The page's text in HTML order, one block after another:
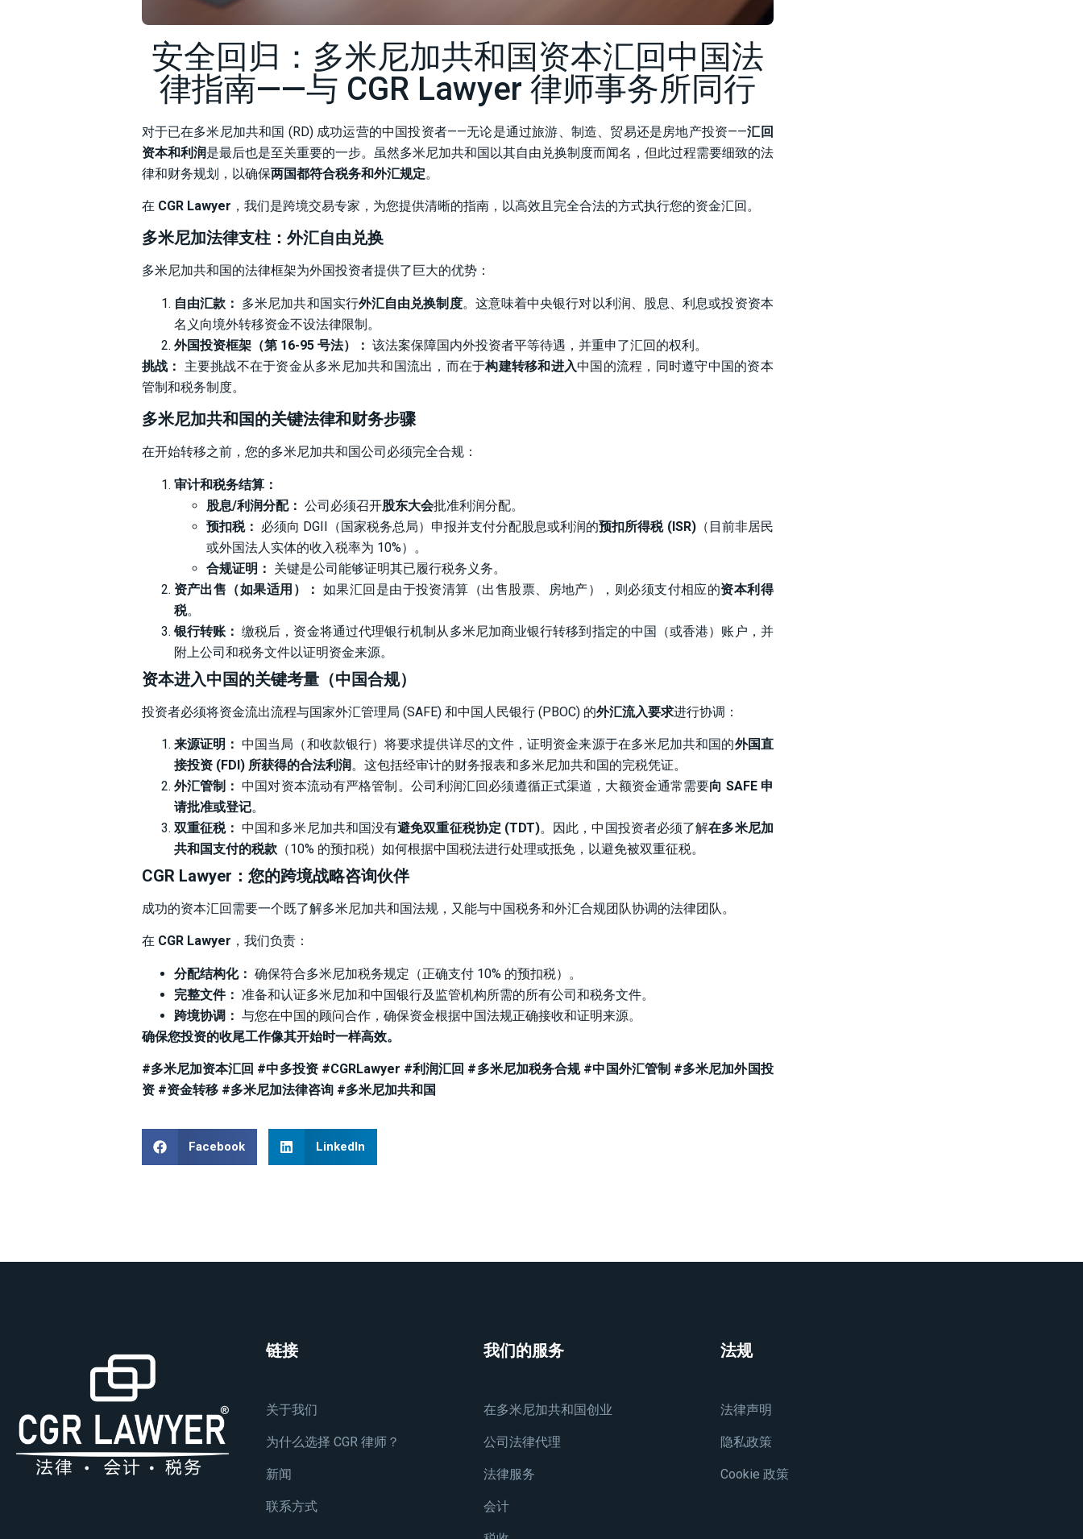
安全回归：多米尼加共和国资本汇回中国法
律指南——与 CGR Lawyer 律师事务所同行
对于已在多米尼加共和国 (RD) 成功运营的中国投资者——无论是通过旅游、制造、贸易还是房地产投资——汇回
资本和利润是最后也是至关重要的一步。虽然多米尼加共和国以其自由兑换制度而闻名，但此过程需要细致的法
律和财务规划，以确保两国都符合税务和外汇规定。
在 CGR Lawyer ，我们是跨境交易专家，为您提供清晰的指南，以高效且完全合法的方式执行您的资金汇回。
多米尼加法律支柱：外汇自由兑换
多米尼加共和国的法律框架为外国投资者提供了巨大的优势：
自由汇款： 多米尼加共和国实行外汇自由兑换制度。这意味着中央银行对以利润、股息、利息或投资资本
名义向境外转移资金不设法律限制。
外国投资框架（第 16-95 号法）： 该法案保障国内外投资者平等待遇，并重申了汇回的权利。
挑战：
主要挑战不在于资金从多米尼加共和国流出，而在于构建转移和进入中国的流程，同时遵守中国的资本
管制和税务制度。
多米尼加共和国的关键法律和财务步骤
在开始转移之前，您的多米尼加共和国公司必须完全合规：
审计和税务结算：
股息/利润分配： 公司必须召开股东大会批准利润分配。
预扣税： 必须向 DGII（国家税务总局）申报并支付分配股息或利润的预扣所得税 (ISR)（目前非居民
或外国法人实体的收入税率为 10%）。
合规证明： 关键是公司能够证明其已履行税务义务。
资产出售（如果适用）： 如果汇回是由于投资清算（出售股票、房地产），则必须支付相应的资本利得
税。
银行转账： 缴税后，资金将通过代理银行机制从多米尼加商业银行转移到指定的中国（或香港）账户，并
附上公司和税务文件以证明资金来源。
资本进入中国的关键考量（中国合规）
投资者必须将资金流出流程与国家外汇管理局 (SAFE) 和中国人民银行 (PBOC) 的外汇流入要求进行协调：
来源证明： 中国当局（和收款银行）将要求提供详尽的文件，证明资金来源于在多米尼加共和国的外国直
接投资 (FDI) 所获得的合法利润。这包括经审计的财务报表和多米尼加共和国的完税凭证。
外汇管制： 中国对资本流动有严格管制。公司利润汇回必须遵循正式渠道，大额资金通常需要向 SAFE 申
请批准或登记。
双重征税： 中国和多米尼加共和国没有避免双重征税协定 (TDT)。因此，中国投资者必须了解在多米尼加
共和国支付的税款（10% 的预扣税）如何根据中国税法进行处理或抵免，以避免被双重征税。
CGR Lawyer：您的跨境战略咨询伙伴
成功的资本汇回需要一个既了解多米尼加共和国法规，又能与中国税务和外汇合规团队协调的法律团队。
在 CGR Lawyer ，我们负责：
分配结构化： 确保符合多米尼加税务规定（正确支付 10% 的预扣税）。
完整文件： 准备和认证多米尼加和中国银行及监管机构所需的所有公司和税务文件。
跨境协调： 与您在中国的顾问合作，确保资金根据中国法规正确接收和证明来源。
确保您投资的收尾工作像其开始时一样高效。
#多米尼加资本汇回 #中多投资 #CGRLawyer #利润汇回 #多米尼加税务合规 #中国外汇管制 #多米尼加外国投
资 #资金转移 #多米尼加法律咨询 #多米尼加共和国
Facebook LinkedIn
链接
关于我们
为什么选择 CGR 律师？
新闻
联系方式
我们的服务
在多米尼加共和国创业
公司法律代理
法律服务
会计
法规
法律声明
隐私政策
Cookie 政策